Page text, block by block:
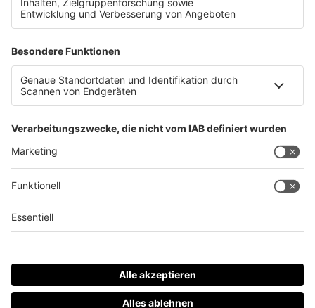
Mystik und Geist &#8211; Frauen in Religion und
Gesellschaft
Datenschutz